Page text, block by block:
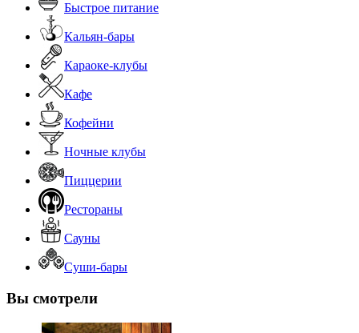
Быстрое питание
Кальян-бары
Караоке-клубы
Кафе
Кофейни
Ночные клубы
Пиццерии
Рестораны
Сауны
Суши-бары
Вы смотрели